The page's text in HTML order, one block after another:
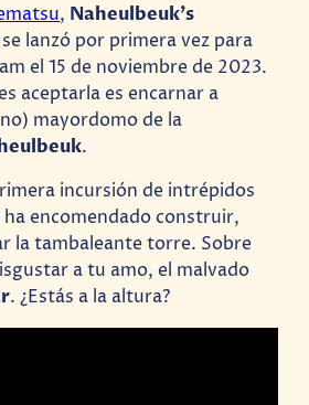
, Naheulbeuk’s
se lanzó por primera vez para
el 15 de noviembre de 2023.
aceptarla es encarnar a
mayordomo de la
.
incursión de intrépidos
encomendado construir,
la tambaleante torre. Sobre
a tu amo, el malvado
. ¿Estás a la altura?